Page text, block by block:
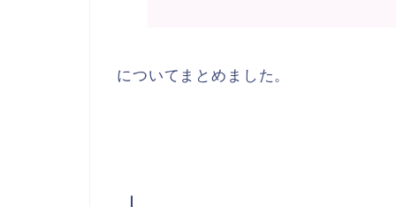
についてまとめました。